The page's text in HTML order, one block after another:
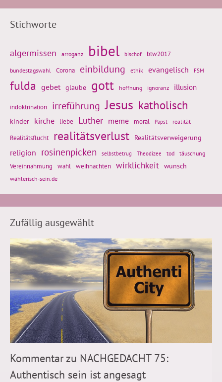
Stichworte
algermissen arroganz bibel bischof btw2017
bundestagswahl Corona einbildung ethik evangelisch FSM
fulda gebet glaube gott hoffnung ignoranz illusion
indoktrination irreführung Jesus katholisch
kinder kirche liebe Luther meme moral Papst realität
Realitätsflucht realitätsverlust Realitätsverweigerung
religion rosinenpicken selbstbetrug Theodizee tod täuschung
Vereinnahmung wahl weihnachten wirklichkeit wunsch
wählerisch-sein.de
Zufällig ausgewählt
Kommentar zu NACHGEDACHT 75:
Authentisch sein ist angesagt